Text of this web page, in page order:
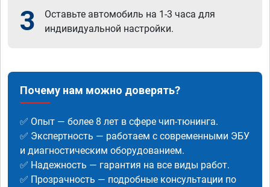
3
Оставьте автомобиль на 1-3 часа для
индивидуальной настройки.
Почему нам можно доверять?
✅ Опыт — более 8 лет в сфере чип-тюнинга.
✅ Экспертность — работаем с современными ЭБУ
и диагностическим оборудованием.
✅ Надежность — гарантия на все виды работ.
✅ Прозрачность — подробные консультации по